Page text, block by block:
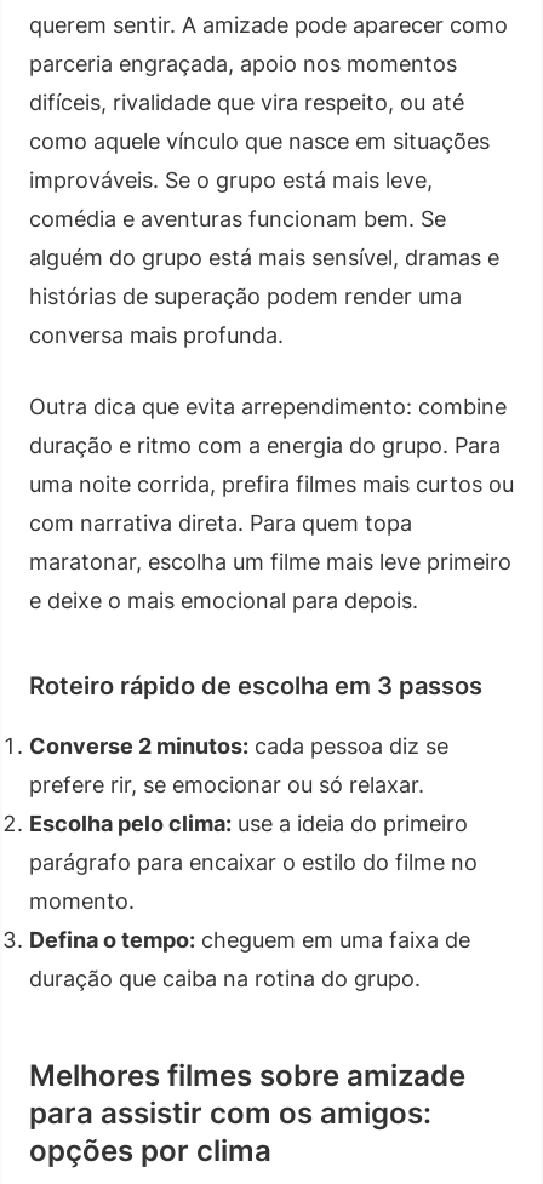
querem sentir. A amizade pode aparecer como
parceria engraçada, apoio nos momentos
difíceis, rivalidade que vira respeito, ou até
como aquele vínculo que nasce em situações
improváveis. Se o grupo está mais leve,
comédia e aventuras funcionam bem. Se
alguém do grupo está mais sensível, dramas e
histórias de superação podem render uma
conversa mais profunda.
Outra dica que evita arrependimento: combine
duração e ritmo com a energia do grupo. Para
uma noite corrida, prefira filmes mais curtos ou
com narrativa direta. Para quem topa
maratonar, escolha um filme mais leve primeiro
e deixe o mais emocional para depois.
Roteiro rápido de escolha em 3 passos
Converse 2 minutos: cada pessoa diz se
prefere rir, se emocionar ou só relaxar.
Escolha pelo clima: use a ideia do primeiro
parágrafo para encaixar o estilo do filme no
momento.
Defina o tempo: cheguem em uma faixa de
duração que caiba na rotina do grupo.
Melhores filmes sobre amizade
para assistir com os amigos:
opções por clima